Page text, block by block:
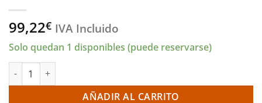
99,22€ IVA Incluido
Solo quedan 1 disponibles (puede reservarse)
Filtro cónico con boca de caucho 115X124X80 (BMC) cantidad
AÑADIR AL CARRITO